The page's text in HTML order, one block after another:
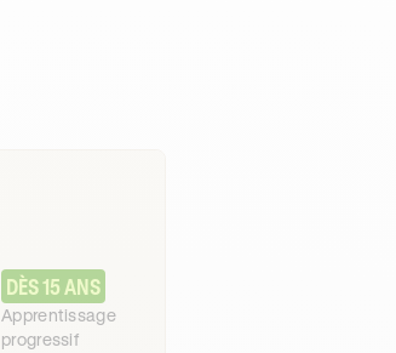
DÈS 15 ANS
Apprentissage
progressif